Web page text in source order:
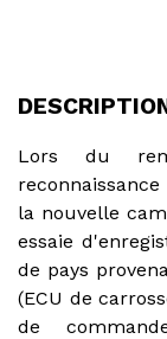
Lors du
la nouvelle
essaie
de pays
(ECU de
de